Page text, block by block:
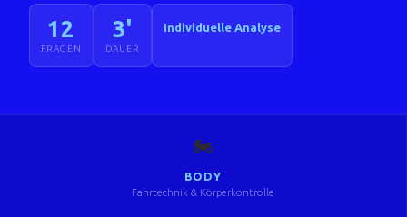
12
FRAGEN
3'
DAUER
Individuelle Analyse
🏍️
BODY
Fahrtechnik & Körperkontrolle